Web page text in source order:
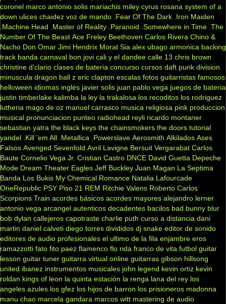
coronel marco antonio solis mariachis miley cyrus rosana system of a
down ulices chaidez voz de mando .Fear Of The Dark .Iron Maiden
.Machine Head
.Master of Reality .Paranoid .Somewhere in Time .The
Number Of The Beast Ace Freley Beethoven Carlos Rivera Chino &
Nacho Don Omar Jimi Hendrix Morat Sia alex ubago armonica backing
track banda carnaval bon jovi cali y el dandee calle 13 chris brown
christine d'clario clases de bateria concurso cursos daft punk division
minuscula dragon ball z eric clapton escalas fotos guitarristas famosos
helloween idiomas inglés javier solis juan pablo vega juegos de bateria
justin timberlake kalimba la ley la trakalosa los recoditos los rodriguez
lutheria mago de oz manuel carrasco musica religiosa pink produccion
musical pronunciacion punteo radiohead reyli ricardo montaner
sebastian yatra the black keys the chainsmokers the doors tutorial
yandel .Kill 'em All .Metallica .Powerslave Aerosmith Alkilados Ases
Falsos Avenged Sevenfold Avril Lavigne Bersuit Vergarabat Carlos
Baute Cornelio Vega Jr. Cristian Castro DNCE David Guetta Depeche
Mode Dream Theater Eagles Jeff Buckley Juan Magan La Septima
Banda Los Bukis My Chemical Romance Natalia Lafourcade
OneRepublic PSY Piso 21 REM Ritchie Valens Roberto Carlos
Scorpions Train acordes básicos acordes mayores alejandro lerner
antonio vega arcangel autenticos decadentes bacilos bad bunny blur
bob dylan callejeros capotraste charlie puth curso a distancia dani
martin daniel calveti diego torres divididos dj snake editor de sonido
editores de audio profesionales el ultimo de la fila enjambre eros
ramazzotti fato fito paez flamenco flo rida franco de vita futbol guitar
lesson guitar tuner guitarra virtual online guitarras gibson hillsong
united ibanez instrumentos musicales john legend kevin ortiz kevin
roldan kings of leon la quinta estación la renga lana del rey los
angeles azules los gfez los hijos de barron los prisioneros madonna
manu chao marcela gandara marcos witt mastering de audio